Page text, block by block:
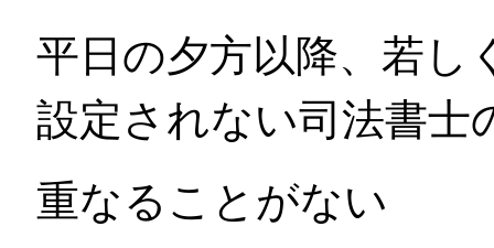
平日の夕方以降、若し
設定されない司法書士
重なることがない